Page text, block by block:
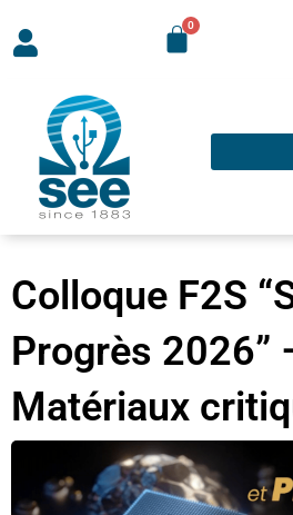
Colloque F2S
Progrès 2026”
Matériaux